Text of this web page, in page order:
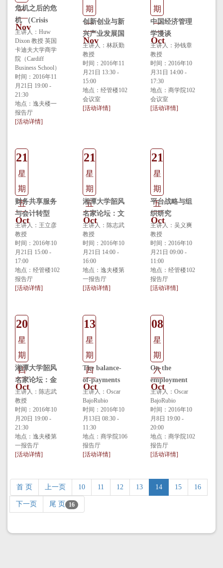
一
Nov
危机之后的危
机 （Crisis
after crisis）
主讲人：Huw
Dixon 教授 英国
卡迪夫大学商学
院（Cardiff
Business School）
时间：2016年11
月21日 19:00 -
21:30
地点：逸夫楼一
报告厅
[活动详情]
期
一
Nov
创新创业与新
兴产业发展国
际比较
主讲人：林跃勤
教授
时间：2016年11
月21日 13:30 -
15:00
地点：经管楼102
会议室
[活动详情]
期
一
Oct
中国经济管理
学漫谈
主讲人：孙钱章
教授
时间：2016年10
月31日 14:00 -
17:30
地点：商学院102
会议室
[活动详情]
21
星
期
五
Oct
财务共享服务
与会计转型
主讲人：王立彦
教授
时间：2016年10
月21日 15:00 -
17:00
地点：经管楼102
报告厅
[活动详情]
21
星
期
五
Oct
湘潭大学韶风
名家论坛：文
明变迁的金融
逻辑——量化
方法在历史研
究中的应用
主讲人：陈志武
教授
时间：2016年10
月21日 14:00 -
16:00
地点：逸夫楼第
一报告厅
[活动详情]
21
星
期
五
Oct
平台战略与组
织研究
主讲人：吴义爽
教授
时间：2016年10
月21日 09:00 -
11:00
地点：经管楼102
报告厅
[活动详情]
20
星
期
四
Oct
湘潭大学韶风
名家论坛：金
融为什么那么
难发展——市
场?家族?宗教?
政府
主讲人：陈志武
教授
时间：2016年10
月20日 19:00 -
21:30
地点：逸夫楼第
一报告厅
[活动详情]
13
星
期
四
Oct
The balance-
of-payments
constraint on
economic
growth in a
long-term
perspective:
Spain, 1850-
主讲人：Oscar
BajoRubio
时间：2016年10
月13日 08:30 -
11:30
地点：商学院106
报告厅
[活动详情]
08
星
期
六
Oct
On the
employment
effects of
outward FDI:
The case of
Spain, 1995-
2011
主讲人：Oscar
BajoRubio
时间：2016年10
月8日 19:00 -
20:00
地点：商学院102
报告厅
[活动详情]
首 页 上一页 10 11 12 13 14 15 16
下一页 尾 页 16